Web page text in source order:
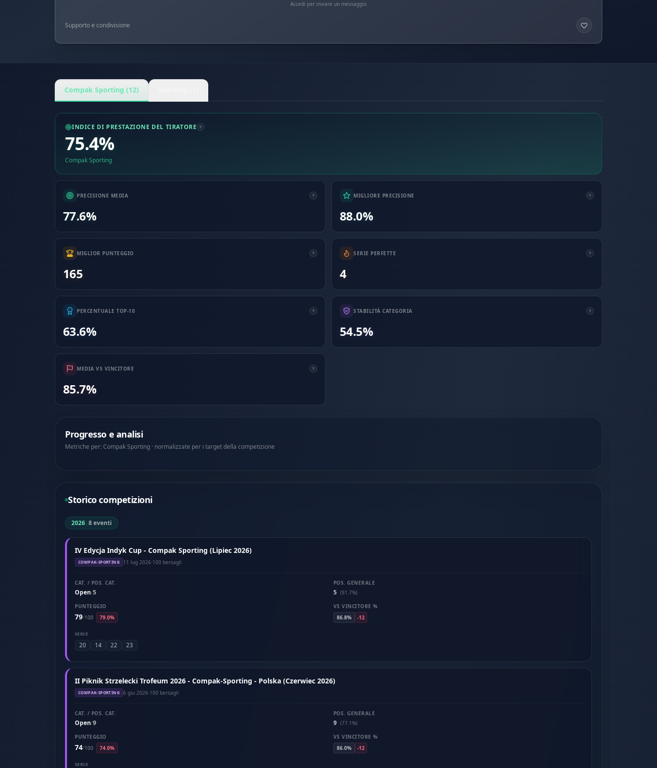
Accedi per inviare un messaggio
Supporto e condivisione
Compak Sporting (12)
INDICE DI PRESTAZIONE DEL TIRATORE
75.4%
Compak Sporting
PRECISIONE MEDIA
77.6%
MIGLIORE PRECISIONE
88.0%
MIGLIOR PUNTEGGIO
165
SERIE PERFETTE
4
PERCENTUALE TOP-10
63.6%
STABILITÀ CATEGORIA
54.5%
MEDIA VS VINCITORE
85.7%
Progresso e analisi
Metriche per: Compak Sporting · normalizzate per i target della competizione
Storico competizioni
2026|8 eventi
IV Edycja Indyk Cup - Compak Sporting (Lipiec 2026)
COMPAK-SPORTING 11 lug 2026·100 bersagli
CAT. / POS. CAT.
Open/5
POS. GENERALE
5 (91.7%)
PUNTEGGIO
79/100 79.0%
VS VINCITORE %
86.8%
-12
SERIE
20 14 22 23
II Piknik Strzelecki Trofeum 2026 - Compak-Sporting - Polska (Czerwiec 2026)
COMPAK-SPORTING 6 giu 2026·100 bersagli
CAT. / POS. CAT.
Open/9
POS. GENERALE
9 (77.1%)
PUNTEGGIO
74/100 74.0%
VS VINCITORE %
86.0%
-12
SERIE